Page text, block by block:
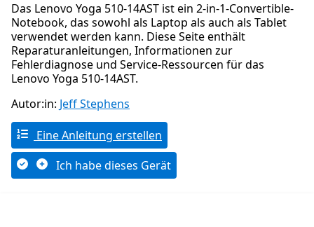
Das Lenovo Yoga 510-14AST ist ein 2-in-1-Convertible-
Notebook, das sowohl als Laptop als auch als Tablet
verwendet werden kann. Diese Seite enthält
Reparaturanleitungen, Informationen zur
Fehlerdiagnose und Service-Ressourcen für das
Lenovo Yoga 510-14AST.
Autor:in: Jeff Stephens
Eine Anleitung erstellen
Ich habe dieses Gerät